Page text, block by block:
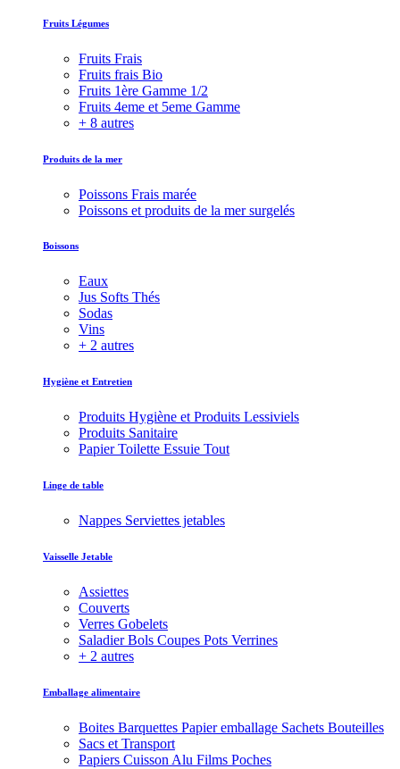
Fruits Légumes
Fruits Frais
Fruits frais Bio
Fruits 1ère Gamme 1/2
Fruits 4eme et 5eme Gamme
+ 8 autres
Produits de la mer
Poissons Frais marée
Poissons et produits de la mer surgelés
Boissons
Eaux
Jus Softs Thés
Sodas
Vins
+ 2 autres
Hygiène et Entretien
Produits Hygiène et Produits Lessiviels
Produits Sanitaire
Papier Toilette Essuie Tout
Linge de table
Nappes Serviettes jetables
Vaisselle Jetable
Assiettes
Couverts
Verres Gobelets
Saladier Bols Coupes Pots Verrines
+ 2 autres
Emballage alimentaire
Boites Barquettes Papier emballage Sachets Bouteilles
Sacs et Transport
Papiers Cuisson Alu Films Poches